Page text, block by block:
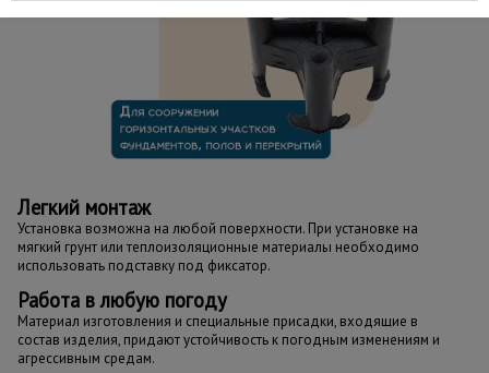
Легкий монтаж
Установка возможна на любой поверхности. При установке на
мягкий грунт или теплоизоляционные материалы необходимо
использовать подставку под фиксатор.
Работа в любую погоду
Материал изготовления и специальные присадки, входящие в
состав изделия, придают устойчивость к погодным изменениям и
агрессивным средам.